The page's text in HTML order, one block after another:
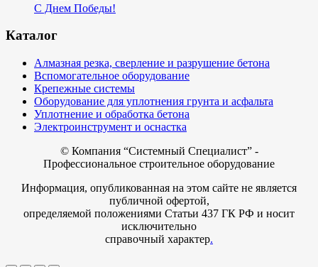
С Днем Победы!
Каталог
Алмазная резка, сверление и разрушение бетона
Вспомогательное оборудование
Крепежные системы
Оборудование для уплотнения грунта и асфальта
Уплотнение и обработка бетона
Электроинструмент и оснастка
© Компания “Системный Специалист” -
Профессиональное строительное оборудование
Информация, опубликованная на этом сайте не является
публичной офертой,
определяемой положениями Статьи 437 ГК РФ и носит
исключительно
справочный характер.